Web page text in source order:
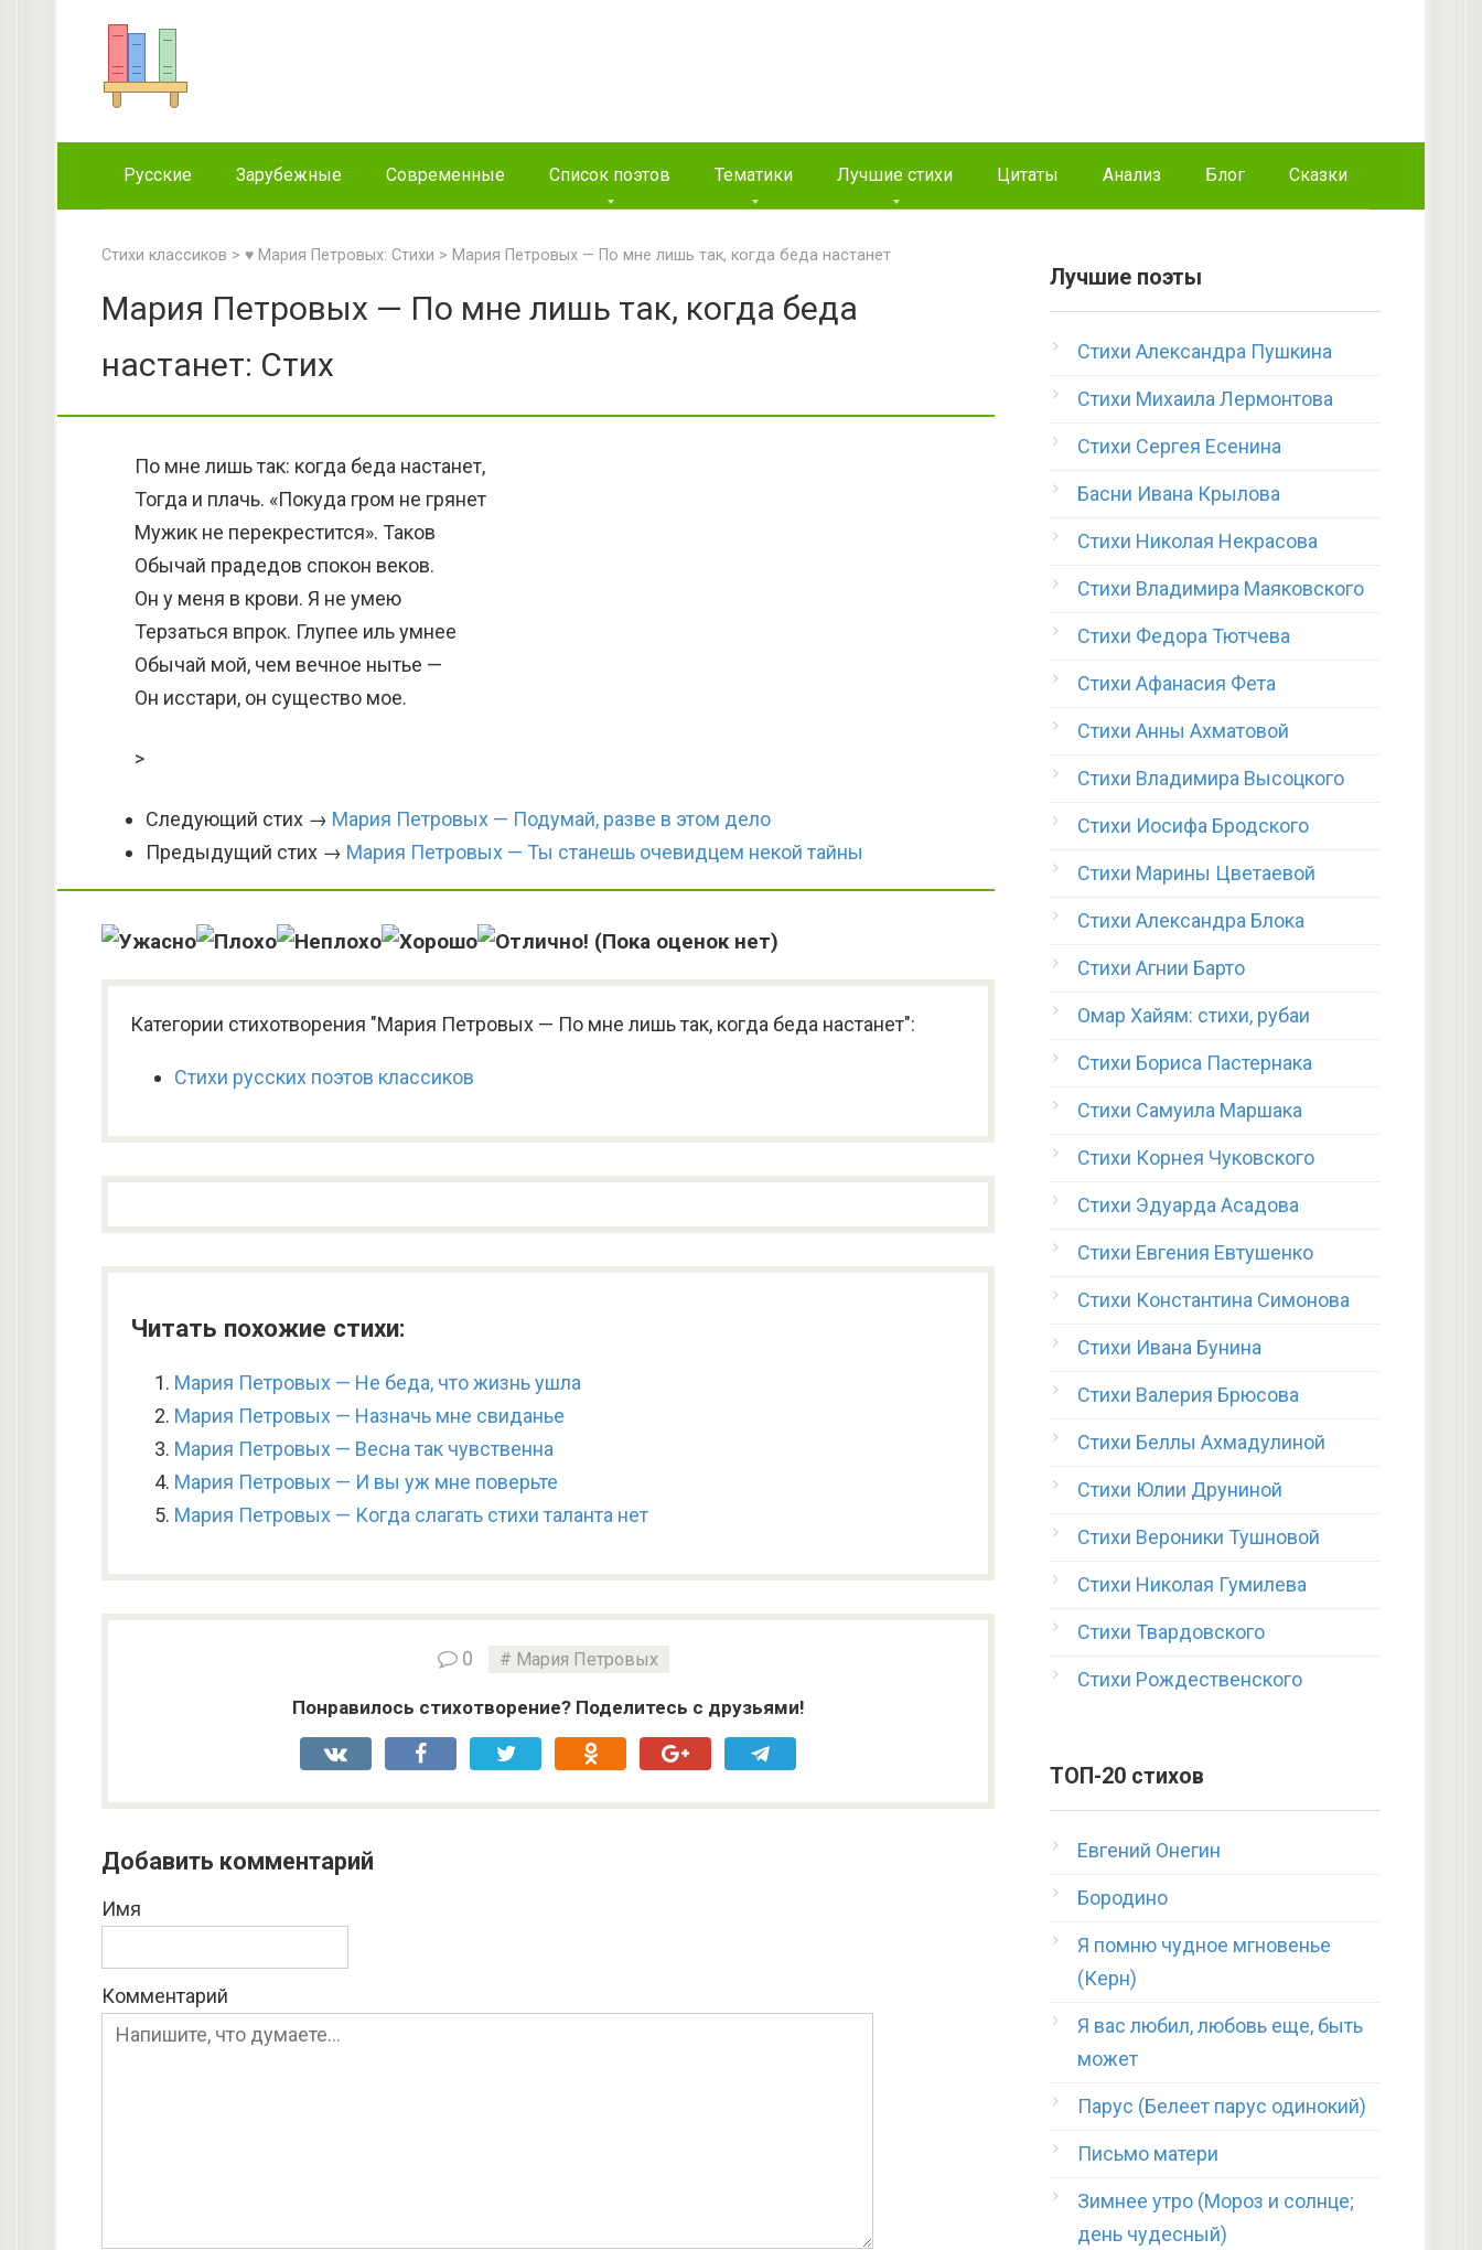
Русские Зарубежные Современные Список поэтов Тематики Лучшие стихи Цитаты Анализ Блог Сказки
Стихи классиков > ♥ Мария Петровых: Стихи > Мария Петровых — По мне лишь так, когда беда настанет
Мария Петровых — По мне лишь так, когда беда
настанет: Стих
По мне лишь так: когда беда настанет,
Тогда и плачь. «Покуда гром не грянет
Мужик не перекрестится». Таков
Обычай прадедов спокон веков.
Он у меня в крови. Я не умею
Терзаться впрок. Глупее иль умнее
Обычай мой, чем вечное нытье —
Он исстари, он существо мое.
>
Следующий стих → Мария Петровых — Подумай, разве в этом дело
Предыдущий стих → Мария Петровых — Ты станешь очевидцем некой тайны
(Пока оценок нет)
Категории стихотворения "Мария Петровых — По мне лишь так, когда беда настанет":
Стихи русских поэтов классиков
Читать похожие стихи:
Мария Петровых — Не беда, что жизнь ушла
Мария Петровых — Назначь мне свиданье
Мария Петровых — Весна так чувственна
Мария Петровых — И вы уж мне поверьте
Мария Петровых — Когда слагать стихи таланта нет
0 Мария Петровых
Понравилось стихотворение? Поделитесь с друзьями!
Добавить комментарий
Имя
Комментарий
Лучшие поэты
Стихи Александра Пушкина
Стихи Михаила Лермонтова
Стихи Сергея Есенина
Басни Ивана Крылова
Стихи Николая Некрасова
Стихи Владимира Маяковского
Стихи Федора Тютчева
Стихи Афанасия Фета
Стихи Анны Ахматовой
Стихи Владимира Высоцкого
Стихи Иосифа Бродского
Стихи Марины Цветаевой
Стихи Александра Блока
Стихи Агнии Барто
Омар Хайям: стихи, рубаи
Стихи Бориса Пастернака
Стихи Самуила Маршака
Стихи Корнея Чуковского
Стихи Эдуарда Асадова
Стихи Евгения Евтушенко
Стихи Константина Симонова
Стихи Ивана Бунина
Стихи Валерия Брюсова
Стихи Беллы Ахмадулиной
Стихи Юлии Друниной
Стихи Вероники Тушновой
Стихи Николая Гумилева
Стихи Твардовского
Стихи Рождественского
ТОП-20 стихов
Евгений Онегин
Бородино
Я помню чудное мгновенье
(Керн)
Я вас любил, любовь еще, быть
может
Парус (Белеет парус одинокий)
Письмо матери
Зимнее утро (Мороз и солнце;
день чудесный)